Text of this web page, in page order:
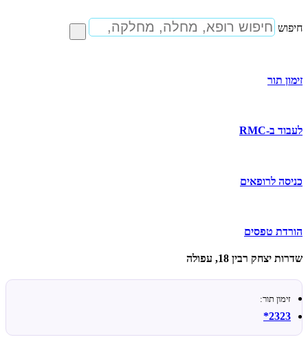
לתוכן
חיפוש
זימון תור
לעבוד ב-RMC
כניסה לרופאים
הורדת טפסים
שדרות יצחק רבין 18, עפולה
זימון תור:
2323*